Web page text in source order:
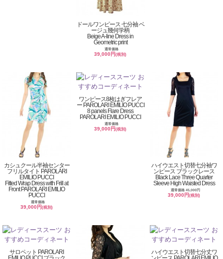
ドールワンピース 七分袖 ベ
ージュ幾何学柄
Beige A-line Dress in
Geometric print
通常価格
39,000円(税別)
カシュクール半袖センター
フリルタイト PAROLARI
EMILIO PUCCI
Fitted Wrap Dress with Frill at
Front PAROLARI EMILIO
PUCCI
通常価格
39,000円(税別)
ワンピース8枚はぎフレア
ー PAROLARI EMILIO PUCCI
8 panels Flare Dress
PAROLARI EMILIO PUCCI
通常価格
39,000円(税別)
ハイウエスト切替七分袖ワ
ンピース ブラックレース
Black Lace Three Quarter
Sleeve High Waisted Dress
通常価格 45,000円
39,000円(税別)
サロペット PAROLARI
ハイウエスト切替七分丈ワ